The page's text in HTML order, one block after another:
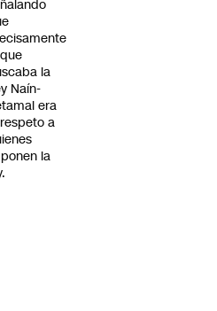
la
Naín-
era
a
la